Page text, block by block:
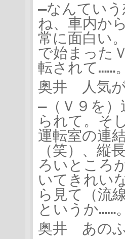
―なんてい
ね、車内か
常に面白い
で始まった
転されて……
奥井 人気
―（Ｖ９を
られて。そ
運転室の連
（笑）、縦
ろいところ
いてきれい
ら見て（流
というか……
奥井 あの